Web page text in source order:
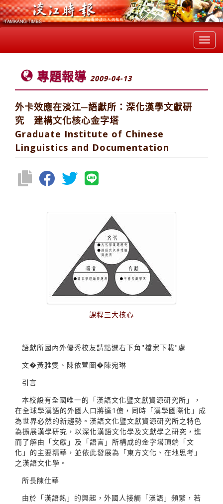
專題報導 2009-04-13
外卡效應在淡江─語獻所：深化漢學文獻研
究 建構文化核心金字塔
Graduate Institute of Chinese
Linguistics and Documentation
課程三大核心
語獻所國內外優秀校友請點選右下角"檔案下載"處
文�黃雅雯、陳依萱圖�陳宛琳
引言
本校設有全國唯一的「漢語文化暨文獻資源研究所」，
在全球學漢語的外國人口將達1億，同時「漢學國際化」成
為世界必然的新趨勢。漢語文化暨文獻資源研究所之特色
為擴展漢學研究，以深化漢語文化學及文獻學之研究，進
而了解由「文獻」及「語言」所構成的金字塔頂端「文
化」的主要精華，並依此發展為「東方文化、在地思考」
之漢語文化學。
所長陳仕華
由於「漢語熱」的興起，外國人接觸「漢語」頻繁，若